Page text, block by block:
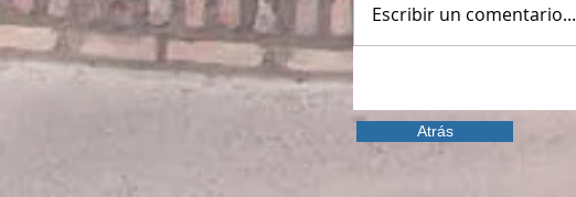
Escribir un comentario...
Atrás